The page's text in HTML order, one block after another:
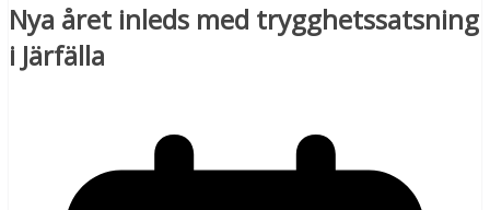
Nya året inleds med trygghetssatsning
i Järfälla